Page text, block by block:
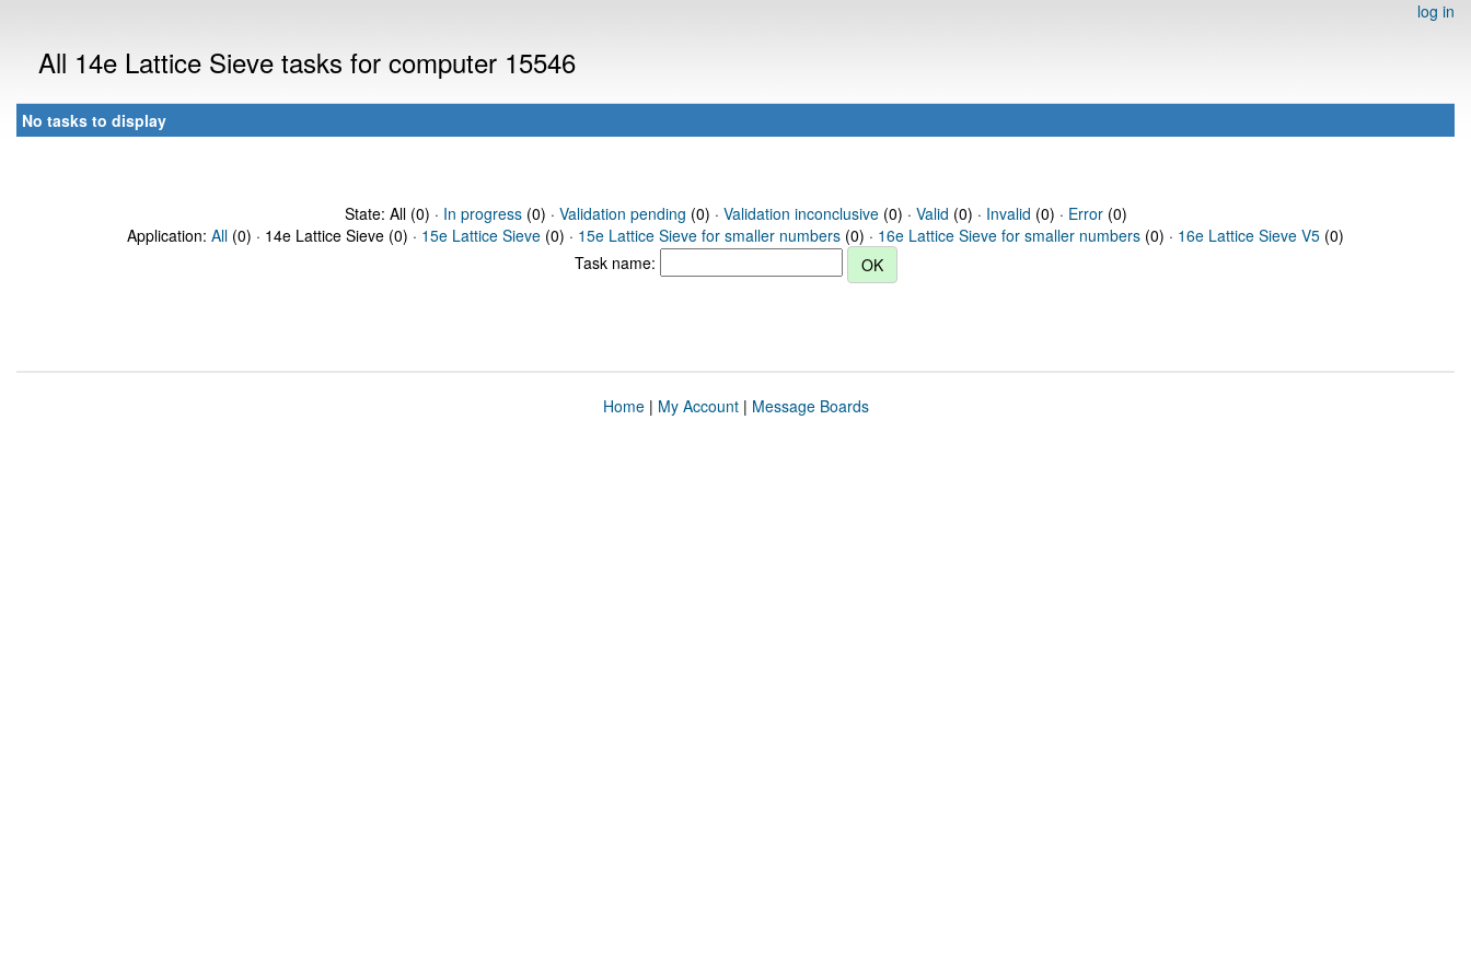
log in
All 14e Lattice Sieve tasks for computer 15546
No tasks to display
State: All (0) · In progress(0) · Validation pending (0) · Validation inconclusive(0) · Valid (0) · Invalid (0) · Error(0)
Application: All (0) · 14e Lattice Sieve (0) · 15e Lattice Sieve (0) · 15e Lattice Sieve for smaller numbers (0) · 16e Lattice Sieve for smaller numbers (0) · 16e Lattice Sieve V5 (0)
Task name:
Home| My Account| Message Boards